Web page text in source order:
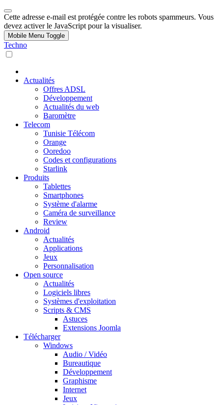
Cette adresse e-mail est protégée contre les robots spammeurs. Vous
devez activer le JavaScript pour la visualiser.
Mobile Menu Toggle
Techno
Actualités
Offres ADSL
Développement
Actualités du web
Baromètre
Telecom
Tunisie Télécom
Orange
Ooredoo
Codes et configurations
Starlink
Produits
Tablettes
Smartphones
Système d'alarme
Caméra de surveillance
Review
Android
Actualités
Applications
Jeux
Personnalisation
Open source
Actualités
Logiciels libres
Systèmes d'exploitation
Scripts & CMS
Astuces
Extensions Joomla
Télécharger
Windows
Audio / Vidéo
Bureautique
Développement
Graphisme
Internet
Jeux